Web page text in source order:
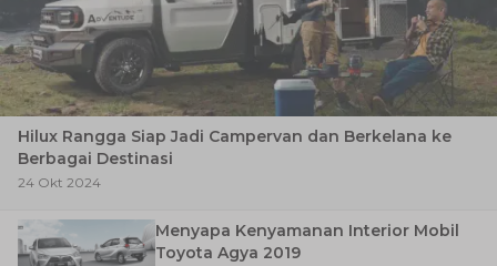
Hilux Rangga Siap Jadi Campervan dan Berkelana ke
Berbagai Destinasi
24 Okt 2024
Menyapa Kenyamanan Interior Mobil
Toyota Agya 2019